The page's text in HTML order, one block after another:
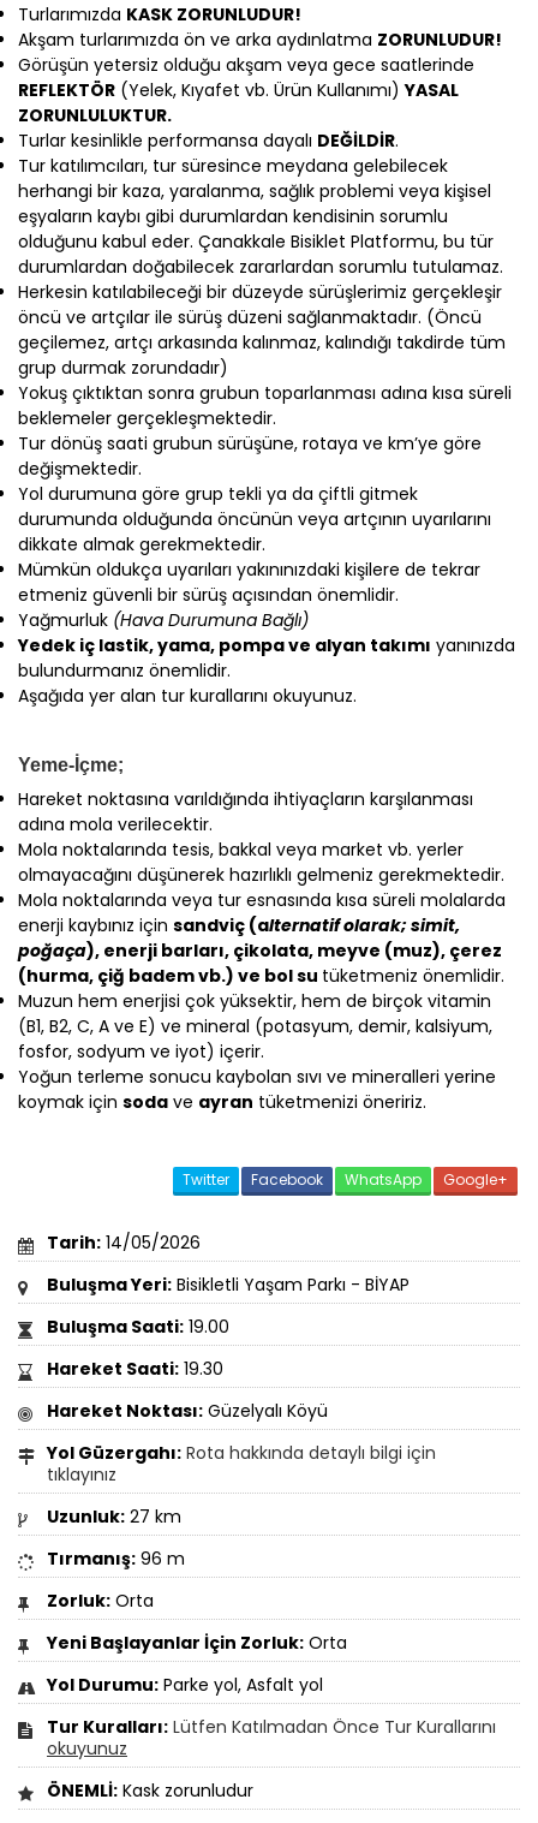
Turlarımızda KASK ZORUNLUDUR!
Akşam turlarımızda ön ve arka aydınlatma ZORUNLUDUR!
Görüşün yetersiz olduğu akşam veya gece saatlerinde
REFLEKTÖR (Yelek, Kıyafet vb. Ürün Kullanımı)YASAL
ZORUNLULUKTUR.
Turlar kesinlikle performansa dayalı DEĞİLDİR.
Tur katılımcıları, tur süresince meydana gelebilecek
herhangi bir kaza, yaralanma, sağlık problemi veya kişisel
eşyaların kaybı gibi durumlardan kendisinin sorumlu
olduğunu kabul eder. Çanakkale Bisiklet Platformu, bu tür
durumlardan doğabilecek zararlardan sorumlu tutulamaz.
Herkesin katılabileceği bir düzeyde sürüşlerimiz gerçekleşir
öncü ve artçılar ile sürüş düzeni sağlanmaktadır. (Öncü
geçilemez, artçı arkasında kalınmaz, kalındığı takdirde tüm
grup durmak zorundadır)
Yokuş çıktıktan sonra grubun toparlanması adına kısa süreli
beklemeler gerçekleşmektedir.
Tur dönüş saati grubun sürüşüne, rotaya ve km’ye göre
değişmektedir.
Yol durumuna göre grup tekli ya da çiftli gitmek
durumunda olduğunda öncünün veya artçının uyarılarını
dikkate almak gerekmektedir.
Mümkün oldukça uyarıları yakınınızdaki kişilere de tekrar
etmeniz güvenli bir sürüş açısından önemlidir.
Yağmurluk (Hava Durumuna Bağlı)
Yedek iç lastik, yama, pompa ve alyan takımı yanınızda
bulundurmanız önemlidir.
Aşağıda yer alan tur kurallarını okuyunuz.
Yeme-İçme;
Hareket noktasına varıldığında ihtiyaçların karşılanması
adına mola verilecektir.
Mola noktalarında tesis, bakkal veya market vb. yerler
olmayacağını düşünerek hazırlıklı gelmeniz gerekmektedir.
Mola noktalarında veya tur esnasında kısa süreli molalarda
enerji kaybınız için sandviç (alternatif olarak; simit,
poğaça), enerji barları, çikolata, meyve (muz), çerez
(hurma, çiğ badem vb.) ve bol su tüketmeniz önemlidir.
Muzun hem enerjisi çok yüksektir, hem de birçok vitamin
(B1, B2, C, A ve E) ve mineral (potasyum, demir, kalsiyum,
fosfor, sodyum ve iyot) içerir.
Yoğun terleme sonucu kaybolan sıvı ve mineralleri yerine
koymak için soda ve ayran tüketmenizi öneririz.
Twitter Facebook WhatsApp Google+
Tarih: 14/05/2026
Buluşma Yeri: Bisikletli Yaşam Parkı - BİYAP
Buluşma Saati: 19.00
Hareket Saati: 19.30
Hareket Noktası: Güzelyalı Köyü
Yol Güzergahı: Rota hakkında detaylı bilgi için
tıklayınız
Uzunluk: 27 km
Tırmanış: 96 m
Zorluk: Orta
Yeni Başlayanlar İçin Zorluk: Orta
Yol Durumu: Parke yol, Asfalt yol
Tur Kuralları: Lütfen Katılmadan Önce Tur Kurallarını
okuyunuz
ÖNEMLİ: Kask zorunludur